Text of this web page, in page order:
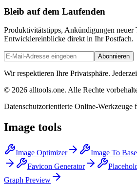
Bleib auf dem Laufenden
Produktivitätstipps, Ankündigungen neuer
Entwicklereinblicke direkt in Ihr Postfach.
Abonnieren
Wir respektieren Ihre Privatsphäre.
© 2026 alltools.one. Alle Rechte
Datenschutzorientierte Online-Werkzeuge
Image tools
Image Optimizer Image To
Favicon Generator
Graph Preview